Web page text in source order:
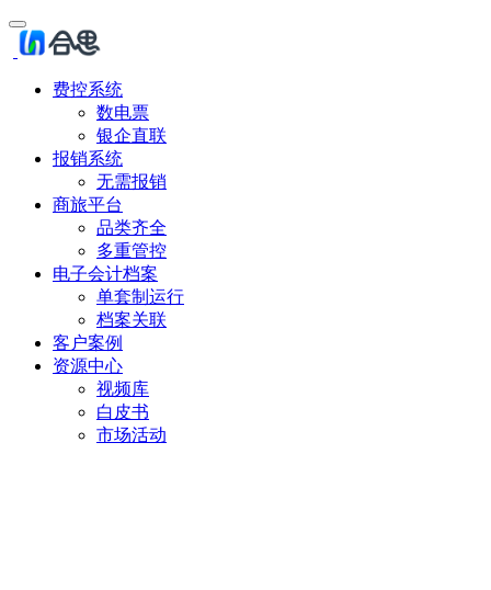
费控系统
数电票
银企直联
报销系统
无需报销
商旅平台
品类齐全
多重管控
电子会计档案
单套制运行
档案关联
客户案例
资源中心
视频库
白皮书
市场活动